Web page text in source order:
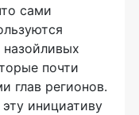
сами
почти
глав регионов.
инициативу